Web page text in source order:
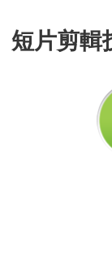
短片剪輯